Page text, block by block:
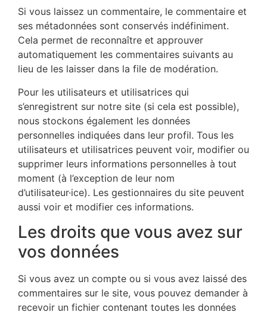
Si vous laissez un commentaire, le commentaire et
ses métadonnées sont conservés indéfiniment.
Cela permet de reconnaître et approuver
automatiquement les commentaires suivants au
lieu de les laisser dans la file de modération.
Pour les utilisateurs et utilisatrices qui
s’enregistrent sur notre site (si cela est possible),
nous stockons également les données
personnelles indiquées dans leur profil. Tous les
utilisateurs et utilisatrices peuvent voir, modifier ou
supprimer leurs informations personnelles à tout
moment (à l’exception de leur nom
d’utilisateur·ice). Les gestionnaires du site peuvent
aussi voir et modifier ces informations.
Les droits que vous avez sur
vos données
Si vous avez un compte ou si vous avez laissé des
commentaires sur le site, vous pouvez demander à
recevoir un fichier contenant toutes les données